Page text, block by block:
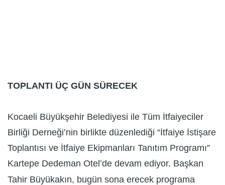
TOPLANTI ÜÇ GÜN SÜRECEK
Kocaeli Büyükşehir Belediyesi ile Tüm İtfaiyeciler
Birliği Derneği’nin birlikte düzenlediği “İtfaiye İstişare
Toplantısı ve İtfaiye Ekipmanları Tanıtım Programı”
Kartepe Dedeman Otel’de devam ediyor. Başkan
Tahir Büyükakın, bugün sona erecek programa